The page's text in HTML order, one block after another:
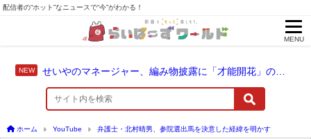
配信者の“ホット”なニュースで“今”がわかる！
MENU
せいやのマネージャー、編み物披露に「才能開花」の予感
ホーム YouTube 弁護士・北村晴男、参院選出馬を決意した経緯を明かす